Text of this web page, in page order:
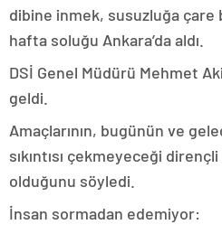
dibine inmek, susuzluğa çare
hafta soluğu Ankara’da aldı.
DSİ Genel Müdürü Mehmet
geldi.
Amaçlarının, bugünün ve
sıkıntısı çekmeyeceği
olduğunu söyledi.
İnsan sormadan edemiyor: